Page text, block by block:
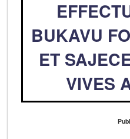
BUKAVU
ET
VIVES